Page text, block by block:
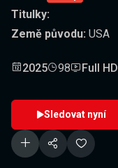
Titulky:
Země původu: USA
2025 98 Full HD
Sledovat nyní